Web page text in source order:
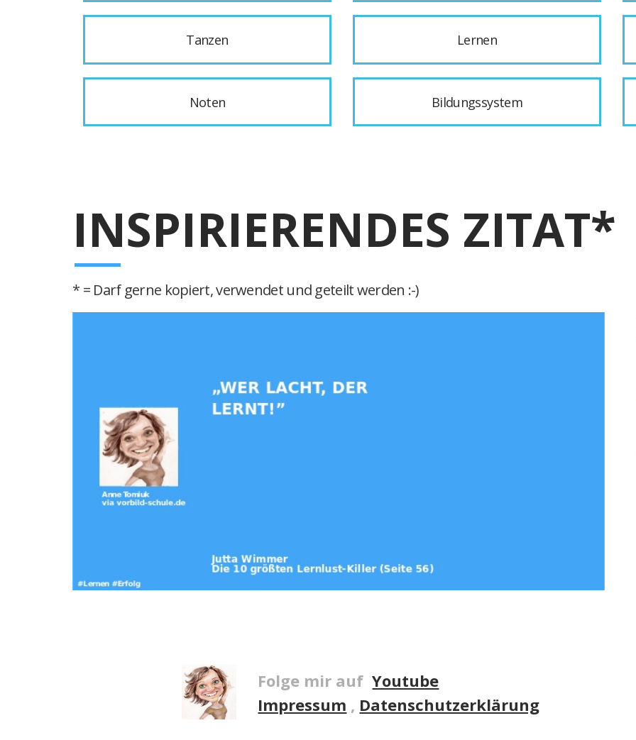
Tanzen Lernen
Noten Bildungssystem
INSPIRIERENDES ZITAT*
* = Darf gerne kopiert, verwendet und geteilt werden :-)
Folge mir auf Youtube
Impressum , Datenschutzerklärung